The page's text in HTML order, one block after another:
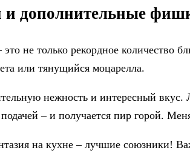
и дополнительные
не только рекордное количество
или тянущийся моцарелла.
нежность и интересный вкус.
– и получается пир горой.
на кухне – лучшие союзники!